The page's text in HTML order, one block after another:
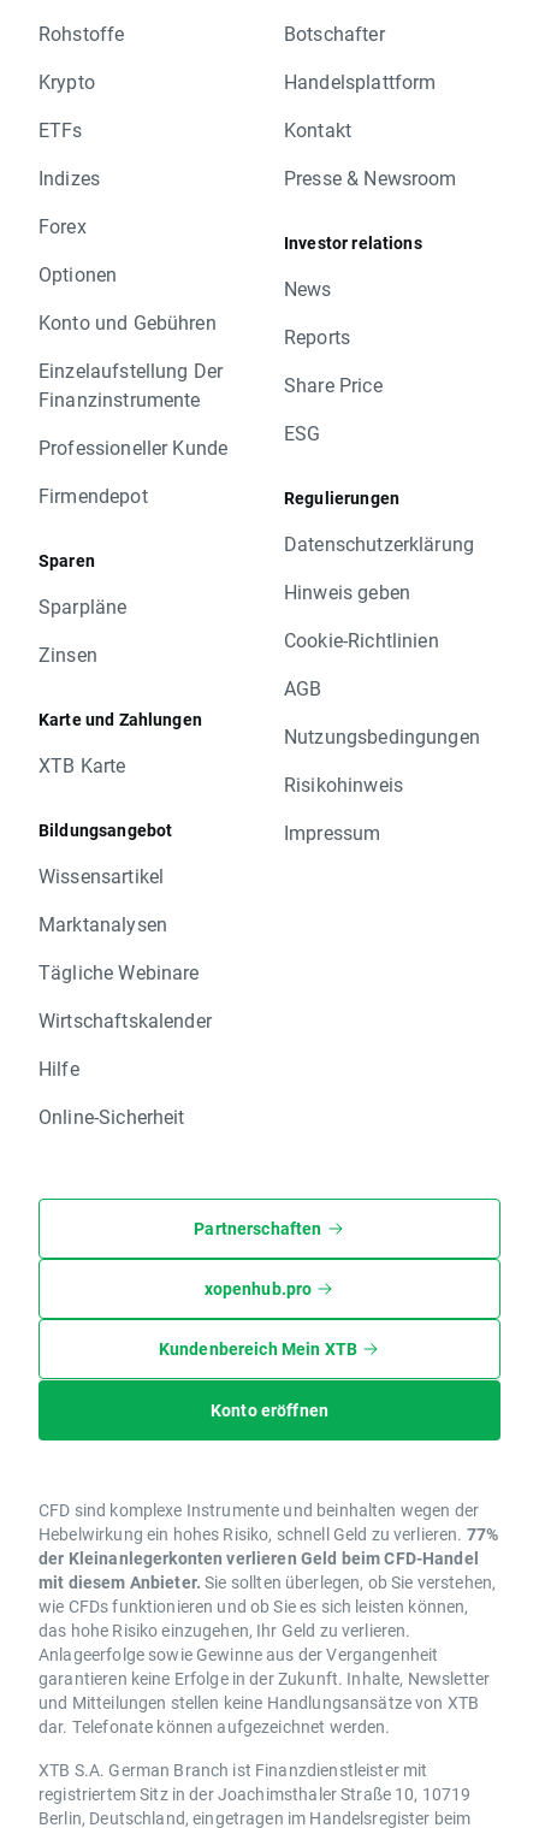
Rohstoffe
Krypto
ETFs
Indizes
Forex
Optionen
Konto und Gebühren
Einzelaufstellung Der
Finanzinstrumente
Professioneller Kunde
Firmendepot
Sparen
Sparpläne
Zinsen
Karte und Zahlungen
XTB Karte
Bildungsangebot
Wissensartikel
Marktanalysen
Tägliche Webinare
Wirtschaftskalender
Hilfe
Online-Sicherheit
Botschafter
Handelsplattform
Kontakt
Presse & Newsroom
Investor relations
News
Reports
Share Price
ESG
Regulierungen
Datenschutzerklärung
Hinweis geben
Cookie-Richtlinien
AGB
Nutzungsbedingungen
Risikohinweis
Impressum
Partnerschaften
xopenhub.pro
Kundenbereich Mein XTB
Konto eröffnen
CFD sind komplexe Instrumente und beinhalten wegen der
Hebelwirkung ein hohes Risiko, schnell Geld zu verlieren. 77%
der Kleinanlegerkonten verlieren Geld beim CFD-Handel
mit diesem Anbieter. Sie sollten überlegen, ob Sie verstehen,
wie CFDs funktionieren und ob Sie es sich leisten können,
das hohe Risiko einzugehen, Ihr Geld zu verlieren.
Anlageerfolge sowie Gewinne aus der Vergangenheit
garantieren keine Erfolge in der Zukunft. Inhalte, Newsletter
und Mitteilungen stellen keine Handlungsansätze von XTB
dar. Telefonate können aufgezeichnet werden.
XTB S.A. German Branch ist Finanzdienstleister mit
registriertem Sitz in der Joachimsthaler Straße 10, 10719
Berlin, Deutschland, eingetragen im Handelsregister beim